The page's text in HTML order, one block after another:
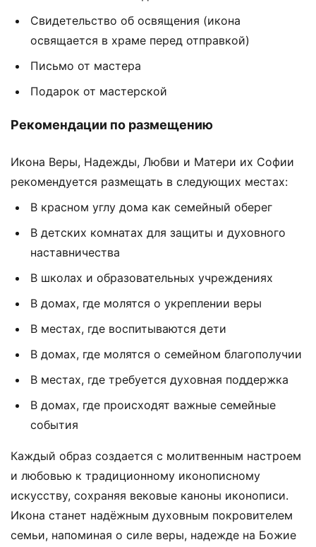
Свидетельство об освящения (икона
освящается в храме перед отправкой)
Письмо от мастера
Подарок от мастерской
Рекомендации по размещению
Икона Веры, Надежды, Любви и Матери их Софии
рекомендуется размещать в следующих местах:
В красном углу дома как семейный оберег
В детских комнатах для защиты и духовного
наставничества
В школах и образовательных учреждениях
В домах, где молятся о укреплении веры
В местах, где воспитываются дети
В домах, где молятся о семейном благополучии
В местах, где требуется духовная поддержка
В домах, где происходят важные семейные
события
Каждый образ создается с молитвенным настроем
и любовью к традиционному иконописному
искусству, сохраняя вековые каноны иконописи.
Икона станет надёжным духовным покровителем
семьи, напоминая о силе веры, надежде на Божие